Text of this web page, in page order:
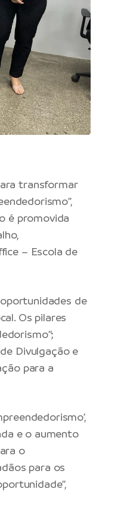
transformar
é promovida
– Escola de
de
Os pilares
Divulgação e
para a
e o aumento
o
para os